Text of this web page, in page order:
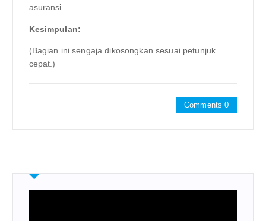
asuransi.
Kesimpulan:
(Bagian ini sengaja dikosongkan sesuai petunjuk
cepat.)
Comments 0